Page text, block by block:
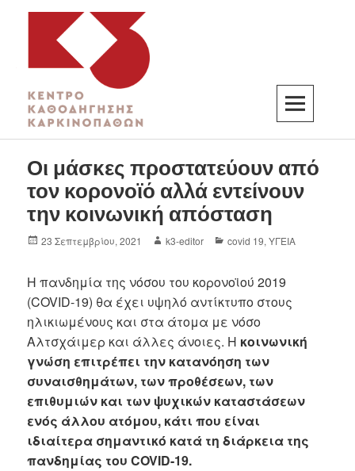
K3
ΚΕΝΤΡΟ ΚΑΘΟΔΗΓΗΣΗΣ ΚΑΡΚΙΝΟΠΑΘΩΝ
Οι μάσκες προστατεύουν από
τον κορονοϊό αλλά εντείνουν
την κοινωνική απόσταση
23 Σεπτεμβρίου, 2021 k3-editor covid 19,ΥΓΕΙΑ
Η πανδημία της νόσου του κορονοϊού 2019
(COVID-19) θα έχει υψηλό αντίκτυπο στους
ηλικιωμένους και στα άτομα με νόσο
Αλτσχάιμερ και άλλες άνοιες. Η κοινωνική
γνώση επιτρέπει την κατανόηση των
συναισθημάτων, των προθέσεων, των
επιθυμιών και των ψυχικών καταστάσεων
ενός άλλου ατόμου, κάτι που είναι
ιδιαίτερα σημαντικό κατά τη διάρκεια της
πανδημίας του COVID-19.